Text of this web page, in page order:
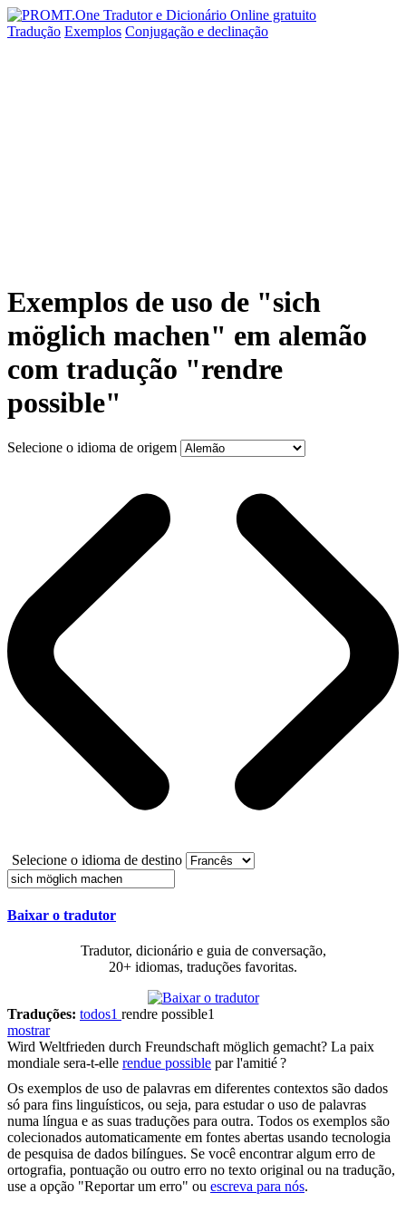
Tradução Exemplos Conjugação e declinação
Exemplos de uso de "sich
möglich machen" em alemão
com tradução "rendre
possible"
Selecione o idioma de origem
Selecione o idioma de destino
Baixar o tradutor
Tradutor, dicionário e guia de conversação,
20+ idiomas, traduções favoritas.
Traduções: todos1 rendre possible1
mostrar
Wird Weltfrieden durch Freundschaftmöglich gemacht? La paix
mondiale sera-t-elle rendue possible par l'amitié ?
Os exemplos de uso de palavras em diferentes contextos são dados
só para fins linguísticos, ou seja, para estudar o uso de palavras
numa língua e as suas traduções para outra. Todos os exemplos são
colecionados automaticamente em fontes abertas usando tecnologia
de pesquisa de dados bilíngues. Se você encontrar algum erro de
ortografia, pontuação ou outro erro no texto original ou na tradução,
use a opção "Reportar um erro" ou escreva para nós.